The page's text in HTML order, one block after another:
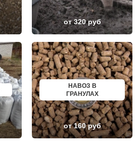
КУРЧАТОВ
УГЛИЧ
ШЕБЕКИНО
БЕЛОВО
СОКОЛ
ОЗЕРСК
ОКТЯБРЬСК
КИМРЫ
КОТЛАС
УСТЬ ИЛИМСК
ШАДРИНСК
ДАНКОВ
МИЧУРИНСК
ВЯЗНИКИ
ГОРОДЕЦ
САСОВО
СУХОЙ ЛОГ
ГУРЬЕВСК
от 320 руб
НАВОЗ В
ГРАНУЛАХ
от 160 руб